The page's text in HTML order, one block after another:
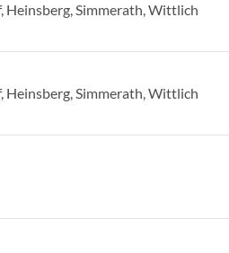
Heinsberg, Simmerath, Wittlich
Heinsberg, Simmerath, Wittlich